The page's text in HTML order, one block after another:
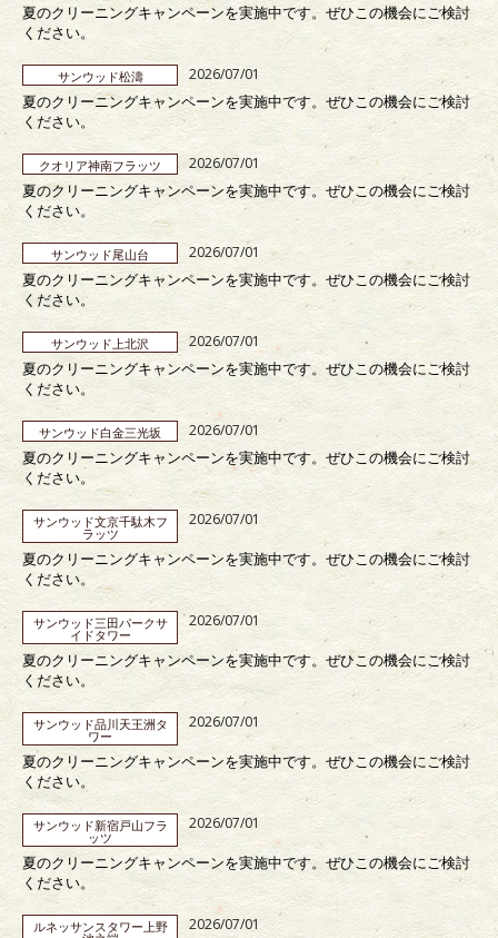
夏のクリーニングキャンペーンを実施中です。ぜひこの機会にご検討
ください。
サンウッド松濤 2026/07/01
夏のクリーニングキャンペーンを実施中です。ぜひこの機会にご検討
ください。
クオリア神南フラッツ 2026/07/01
夏のクリーニングキャンペーンを実施中です。ぜひこの機会にご検討
ください。
サンウッド尾山台 2026/07/01
夏のクリーニングキャンペーンを実施中です。ぜひこの機会にご検討
ください。
サンウッド上北沢 2026/07/01
夏のクリーニングキャンペーンを実施中です。ぜひこの機会にご検討
ください。
サンウッド白金三光坂 2026/07/01
夏のクリーニングキャンペーンを実施中です。ぜひこの機会にご検討
ください。
サンウッド文京千駄木フ
ラッツ
2026/07/01
夏のクリーニングキャンペーンを実施中です。ぜひこの機会にご検討
ください。
サンウッド三田パークサ
イドタワー
2026/07/01
夏のクリーニングキャンペーンを実施中です。ぜひこの機会にご検討
ください。
サンウッド品川天王洲タ
ワー
2026/07/01
夏のクリーニングキャンペーンを実施中です。ぜひこの機会にご検討
ください。
サンウッド新宿戸山フラ
ッツ
2026/07/01
夏のクリーニングキャンペーンを実施中です。ぜひこの機会にご検討
ください。
ルネッサンスタワー上野 2026/07/01